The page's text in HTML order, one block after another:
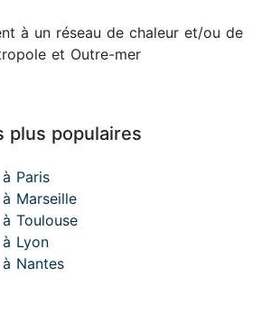
à un réseau de chaleur et/ou de
et Outre-mer
plus populaires
Paris
Marseille
Toulouse
Lyon
Nantes